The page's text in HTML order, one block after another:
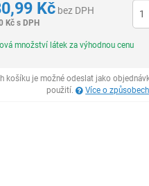
Kč bez DPH
Kč s DPH
množství látek za výhodnou cenu
košíku je možné odeslat jako
použití.
Více o